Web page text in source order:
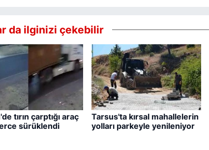
da ilginizi çekebilir
tırın çarptığı araç
sürüklendi
Tarsus'ta kırsal mahallelerin
yolları parkeyle yenileniyor